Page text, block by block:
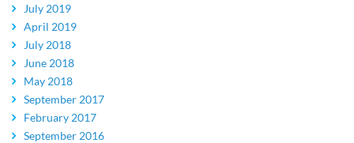
July 2019
April 2019
July 2018
June 2018
May 2018
September 2017
February 2017
September 2016